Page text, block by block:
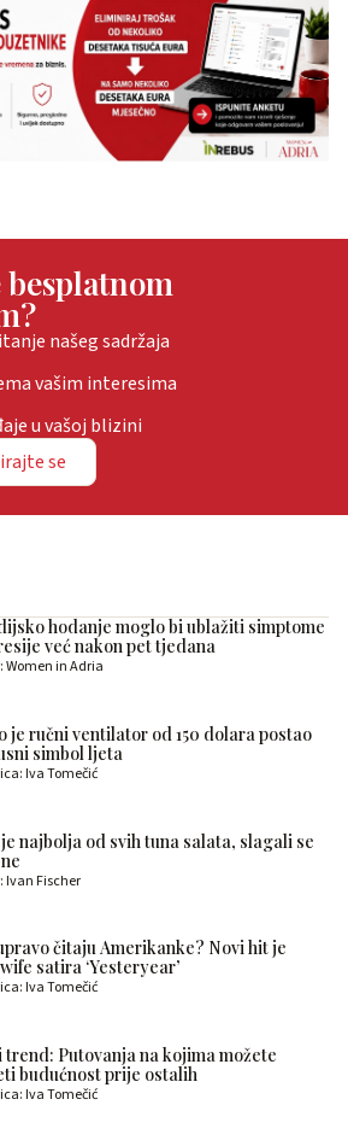
besplatnom
našeg sadržaja
vašim interesima
u vašoj blizini
se
hodanje moglo bi ublažiti simptome
već nakon pet tjedana
Women in Adria
je ručni ventilator od 150 dolara postao
simbol ljeta
Iva Tomečić
najbolja od svih tuna salata, slagali se
Ivan Fischer
čitaju Amerikanke? Novi hit je
satira ‘Yesteryear’
Iva Tomečić
trend: Putovanja na kojima možete
budućnost prije ostalih
Iva Tomečić